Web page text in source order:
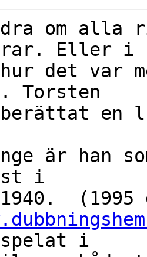
om
Eller i
det var
Torsten
berättat en
är han
i
spelat i